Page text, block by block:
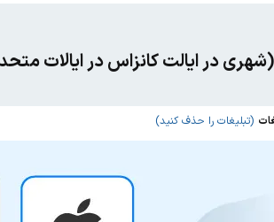
در ایالت کانزاس در ایالات
(تبلیغات را حذف کنید)